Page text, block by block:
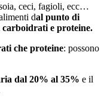
ceci, fagioli, ecc…
dal punto di
e proteine.
che proteine: possono
dal 20% al 35% e il